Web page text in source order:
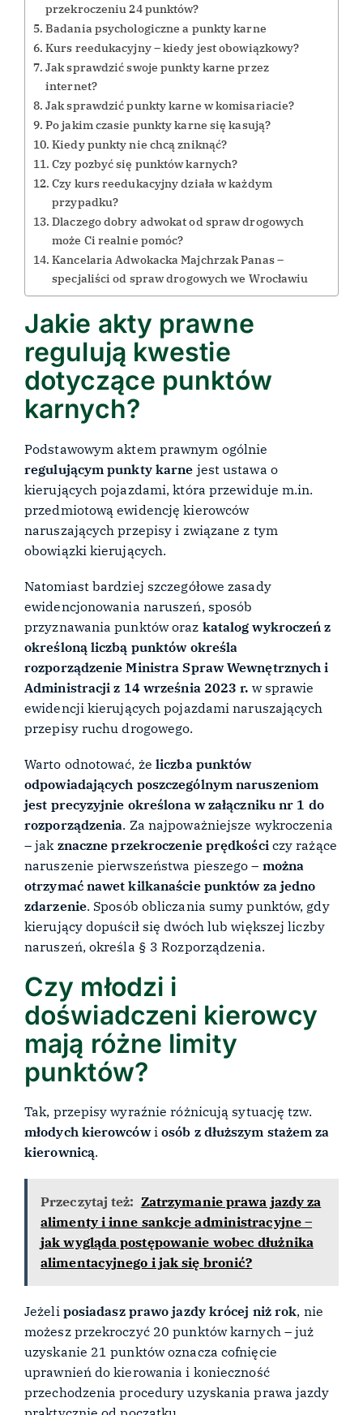
przekroczeniu 24 punktów?
Badania psychologiczne a punkty karne
Kurs reedukacyjny – kiedy jest obowiązkowy?
Jak sprawdzić swoje punkty karne przez
internet?
Jak sprawdzić punkty karne w komisariacie?
Po jakim czasie punkty karne się kasują?
Kiedy punkty nie chcą zniknąć?
Czy pozbyć się punktów karnych?
Czy kurs reedukacyjny działa w każdym
przypadku?
Dlaczego dobry adwokat od spraw drogowych
może Ci realnie pomóc?
Kancelaria Adwokacka Majchrzak Panas –
specjaliści od spraw drogowych we Wrocławiu
Jakie akty prawne
regulują kwestie
dotyczące punktów
karnych?
Podstawowym aktem prawnym ogólnie
regulującym punkty karne jest ustawa o
kierujących pojazdami, która przewiduje m.in.
przedmiotową ewidencję kierowców
naruszających przepisy i związane z tym
obowiązki kierujących.
Natomiast bardziej szczegółowe zasady
ewidencjonowania naruszeń, sposób
przyznawania punktów oraz katalog wykroczeń z
określoną liczbą punktów określa
rozporządzenie Ministra Spraw Wewnętrznych i
Administracji z 14 września 2023 r. w sprawie
ewidencji kierujących pojazdami naruszających
przepisy ruchu drogowego.
Warto odnotować, że liczba punktów
odpowiadających poszczególnym naruszeniom
jest precyzyjnie określona w załączniku nr 1 do
rozporządzenia. Za najpoważniejsze wykroczenia
– jak znaczne przekroczenie prędkości czy rażące
naruszenie pierwszeństwa pieszego – można
otrzymać nawet kilkanaście punktów za jedno
zdarzenie. Sposób obliczania sumy punktów, gdy
kierujący dopuścił się dwóch lub większej liczby
naruszeń, określa § 3 Rozporządzenia.
Czy młodzi i
doświadczeni kierowcy
mają różne limity
punktów?
Tak, przepisy wyraźnie różnicują sytuację tzw.
młodych kierowcówiosób z dłuższym stażem za
kierownicą.
Przeczytaj też: Zatrzymanie prawa jazdy za
alimenty i inne sankcje administracyjne –
jak wygląda postępowanie wobec dłużnika
alimentacyjnego i jak się bronić?
Jeżeli posiadasz prawo jazdy krócej niż rok, nie
możesz przekroczyć 20 punktów karnych – już
uzyskanie 21 punktów oznacza cofnięcie
uprawnień do kierowania i konieczność
przechodzenia procedury uzyskania prawa jazdy